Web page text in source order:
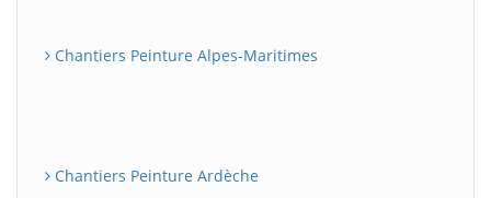
Chantiers Peinture Alpes-Maritimes
Chantiers Peinture Ardèche